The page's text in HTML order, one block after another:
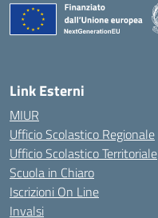
Link Esterni
MIUR
Ufficio Scolastico Regionale
Ufficio Scolastico Territoriale
Scuola in Chiaro
Iscrizioni On Line
Invalsi